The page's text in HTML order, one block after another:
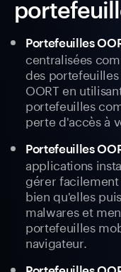
Portefeuilles
centralisées
des
OORT en
portefeuilles
perte d'accès à
Portefeuilles
applications
gérer facilement
bien qu'elles
malwares et
portefeuilles
navigateur.